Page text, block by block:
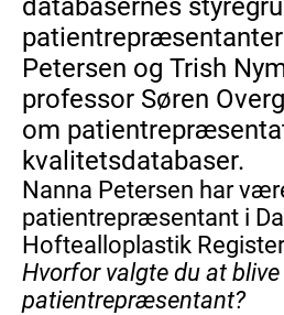
databasernes
Petersen og Trish
professor Søren
om
kvalitetsdatabaser.
Nanna Petersen har
patientrepræsentant i
Hoftealloplastik
Hvorfor valgte du at blive
patientrepræsentant?